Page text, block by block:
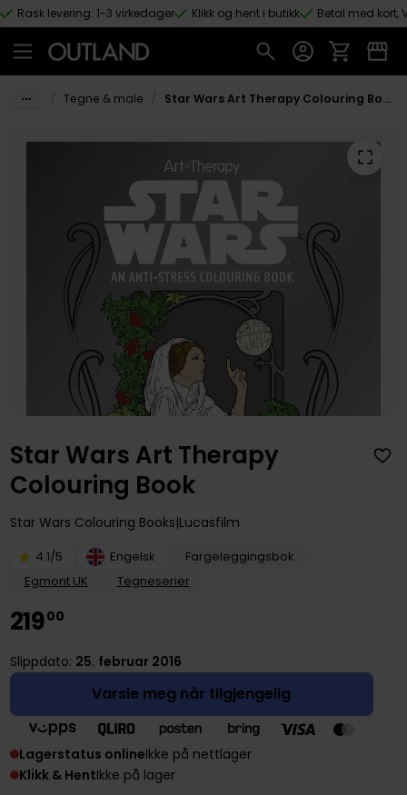
Hopp til hovedinnhold
Rask levering: 1-3 virkedager Klikk og hent i butikk Betal med kort,
Tegne & male Star Wars Art Therapy Colouring Book
Star Wars Art Therapy
Colouring Book
Star Wars Colouring Books Lucasfilm
4.1/5 Engelsk
Fargeleggingsbok
Egmont UK
Tegneserier
21900
Slippdato: 25. februar 2016
Varsle meg når tilgjengelig
Lagerstatus onlineIkke på nettlager
Klikk & HentIkke på lager